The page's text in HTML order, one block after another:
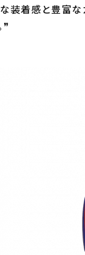
装着感と豊富な
❞